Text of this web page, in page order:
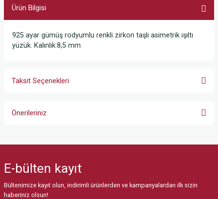
Ürün Bilgisi
925 ayar gümüş rodyumlu renkli zirkon taşlı asimetrik ışıltı
yüzük. Kalınlık:8,5 mm
Taksit Seçenekleri
Önerileriniz
Görüş ve önerileriniz için teşekkür ederiz.
Ürün resmi kalitesiz, bozuk veya görüntülenemiyor.
E-bülten kayıt
Bültenimize kayıt olun, indirimli ürünlerden ve kampanyalardan ilk sizin
haberiniz olsun!